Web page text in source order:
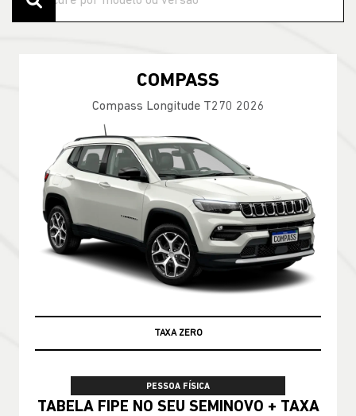
COMPASS
Compass Longitude T270 2026
TAXA ZERO
PESSOA FÍSICA
TABELA FIPE NO SEU SEMINOVO + TAXA